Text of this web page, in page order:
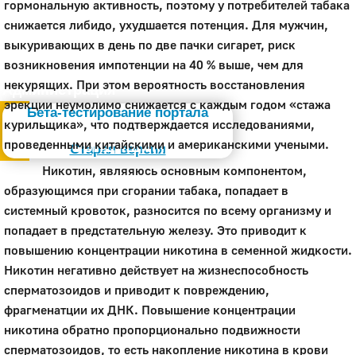
Администрация
Бета-тестирование портала
Старая версия
Слабовидящим
гормональную активность, поэтому у потребителей табака
снижается либидо, ухудшается потенция. Для мужчин,
выкуривающих в день по две пачки сигарет, риск
возникновения импотенции на 40 % выше, чем для
некурящих. При этом вероятность восстановления
эрекции неумолимо снижается с каждым годом «стажа
курильщика», что подтверждается исследованиями,
проведенными китайскими и американскими учеными.
Никотин, являяюсь основным компонентом,
образующимся при сгорании табака, попадает в
системный кровоток, разносится по всему организму и
попадает в предстательную железу. Это приводит к
повышению концентрации никотина в семенной жидкости.
Никотин негативно действует на жизнеспособность
сперматозоидов и приводит к повреждению,
фрагменатции их ДНК. Повышение концентрации
никотина обратно пропорционально подвижности
сперматозоидов, то есть накопление никотина в крови